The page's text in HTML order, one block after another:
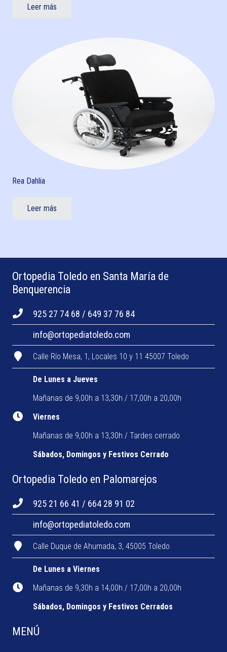
Leer más
Rea Dahlia
Leer más
Ortopedia Toledo en Santa María de
Benquerencia
925 27 74 68 / 649 37 76 84
info@ortopediatoledo.com
Calle Río Mesa, 1, Locales 10 y 11 45007 Toledo
De Lunes a Jueves
Mañanas de 9,00h a 13,30h / 17,00h a 20,00h
Viernes
Mañanas de 9,00h a 13,30h / Tardes cerrado
Sábados, Domingos y Festivos Cerrado
Ortopedia Toledo en Palomarejos
925 21 66 41 / 664 28 91 02
info@ortopediatoledo.com
Calle Duque de Ahumada, 3, 45005 Toledo
De Lunes a Viernes
Mañanas de 9,30h a 14,00h / 17,00h a 20,00h
Sábados, Domingos y Festivos Cerrados
MENÚ